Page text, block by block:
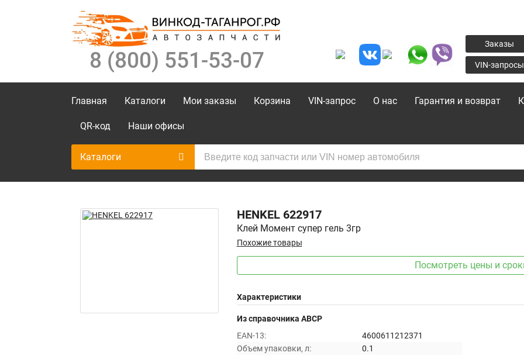
8 (800) 551-53-07
Заказы
VIN-запросы
Главная Каталоги Мои заказы Корзина VIN-запрос О нас Гарантия и возврат
QR-код Наши офисы
Каталоги
HENKEL 622917
Клей Момент супер гель 3гр
Похожие товары
Посмотреть цены и
Характеристики
Из справочника ABCP
EAN-13:
4600611212371
Объем упаковки, л:
0.1